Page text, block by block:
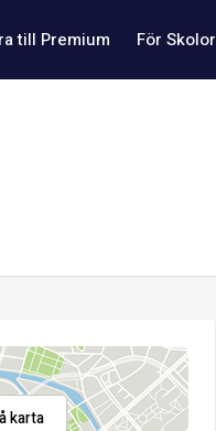
till Premium För Skolor
karta